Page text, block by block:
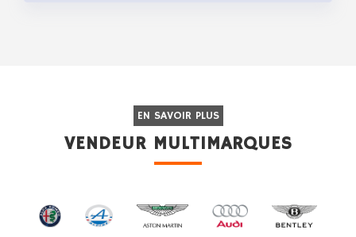
EN SAVOIR PLUS
VENDEUR MULTIMARQUES